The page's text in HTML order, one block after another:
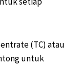
(TC) atau
untuk